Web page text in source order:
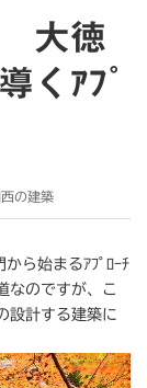
大徳
くｱﾌﾟ
西の建築
ら始まるｱﾌﾟﾛｰﾁ
なのですが、こ
設計する建築に